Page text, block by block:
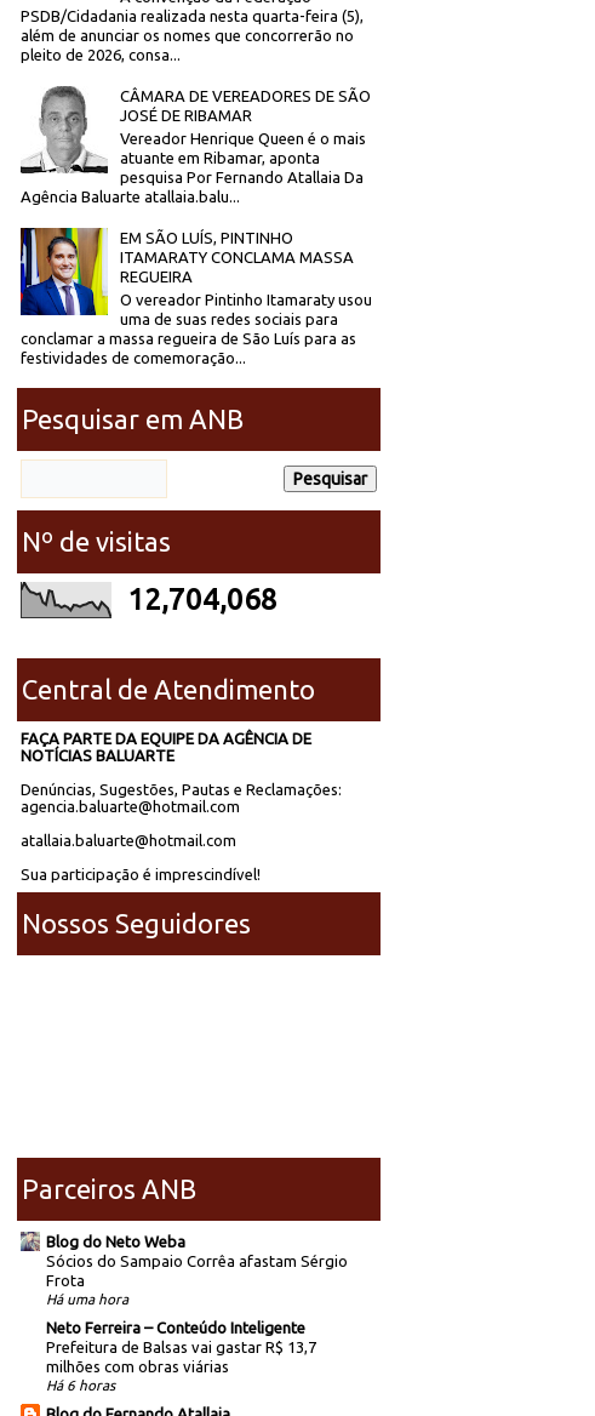
PSDB/Cidadania realizada nesta quarta-feira (5),
além de anunciar os nomes que concorrerão no
pleito de 2026, consa...
CÂMARA DE VEREADORES DE SÃO
JOSÉ DE RIBAMAR
Vereador Henrique Queen é o mais
atuante em Ribamar, aponta
pesquisa Por Fernando Atallaia Da
Agência Baluarte atallaia.balu...
EM SÃO LUÍS, PINTINHO
ITAMARATY CONCLAMA MASSA
REGUEIRA
O vereador Pintinho Itamaraty usou
uma de suas redes sociais para
conclamar a massa regueira de São Luís para as
festividades de comemoração...
Pesquisar em ANB
Nº de visitas
12,704,068
Central de Atendimento
FAÇA PARTE DA EQUIPE DA AGÊNCIA DE
NOTÍCIAS BALUARTE
Denúncias, Sugestões, Pautas e Reclamações:
agencia.baluarte@hotmail.com
atallaia.baluarte@hotmail.com
Sua participação é imprescindível!
Nossos Seguidores
Parceiros ANB
Blog do Neto Weba
Sócios do Sampaio Corrêa afastam Sérgio
Frota
Há uma hora
Neto Ferreira – Conteúdo Inteligente
Prefeitura de Balsas vai gastar R$ 13,7
milhões com obras viárias
Há 6 horas